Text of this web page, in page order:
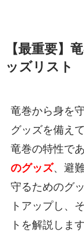
【最重要】
ッズリスト
竜巻から身を
グッズを備え
竜巻の特性で
のグッズ、避
守るためのグ
トアップし、
トを解説します